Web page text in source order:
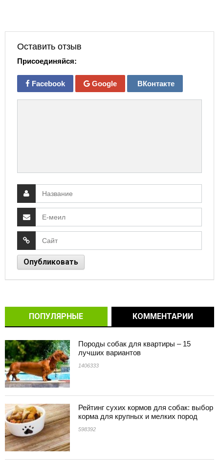
Оставить отзыв
Присоединяйся:
Facebook Google ВКонтакте
ПОПУЛЯРНЫЕ КОММЕНТАРИИ
Породы собак для квартиры – 15
лучших вариантов
1406333
Рейтинг сухих кормов для собак: выбор
корма для крупных и мелких пород
598392